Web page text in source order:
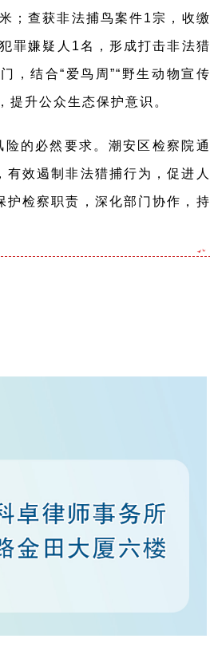
；查获非法捕鸟案件1宗，收缴
罪嫌疑人1名，形成打击非法猎
，结合“爱鸟周”“野生动物宣传
提升公众生态保护意识。
的必然要求。潮安区检察院通
效遏制非法猎捕行为，促进人
检察职责，深化部门协作，持